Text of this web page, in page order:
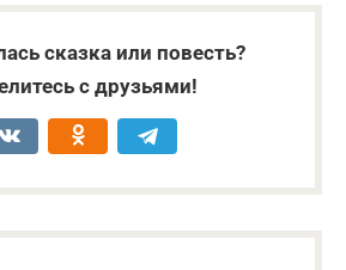
сказка или повесть?
с друзьями!